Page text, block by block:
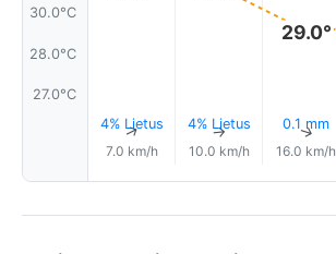
30.0°C
28.0°C
27.0°C
4% Lietus
↑
7.0 km/h
4% Lietus
↑
10.0 km/h
29.0°
0.1 mm
↑
16.0 km/h